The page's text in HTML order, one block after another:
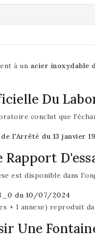
à un acier inoxydable
Du
conclut que
l'Arrêté du 13 janvier
Rapport
est disponible dans
du 10/07/2024
+ 1 annexe) reproduit
Une